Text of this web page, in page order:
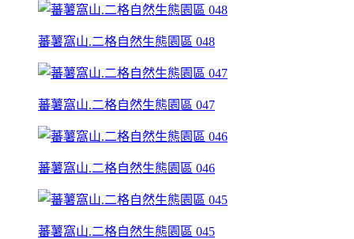
蕃薯窩山.二格自然生態園區 048
蕃薯窩山.二格自然生態園區 047
蕃薯窩山.二格自然生態園區 046
蕃薯窩山.二格自然生態園區 045